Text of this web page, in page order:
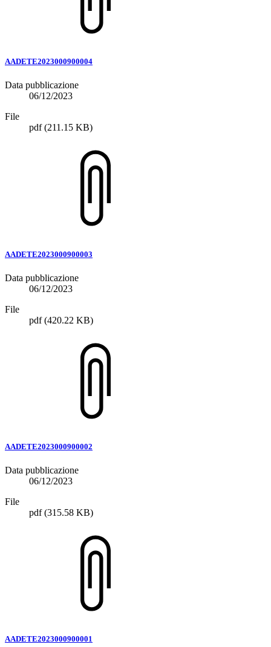
AADETE2023000900004
Data pubblicazione
06/12/2023
File
pdf(211.15 KB)
AADETE2023000900003
Data pubblicazione
06/12/2023
File
pdf(420.22 KB)
AADETE2023000900002
Data pubblicazione
06/12/2023
File
pdf(315.58 KB)
AADETE2023000900001